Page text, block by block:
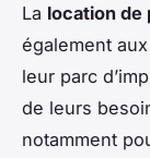
La location de
également
leur parc
de leurs
notamment